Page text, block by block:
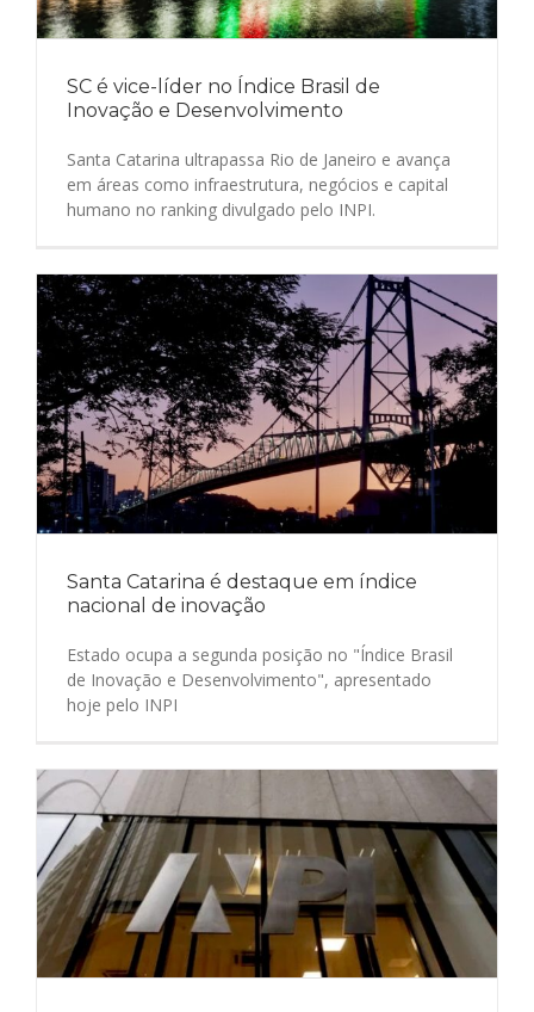
SC é vice-líder no Índice Brasil de
Inovação e Desenvolvimento
Santa Catarina ultrapassa Rio de Janeiro e avança
em áreas como infraestrutura, negócios e capital
humano no ranking divulgado pelo INPI.
Santa Catarina é destaque em índice
nacional de inovação
Estado ocupa a segunda posição no "Índice Brasil
de Inovação e Desenvolvimento", apresentado
hoje pelo INPI